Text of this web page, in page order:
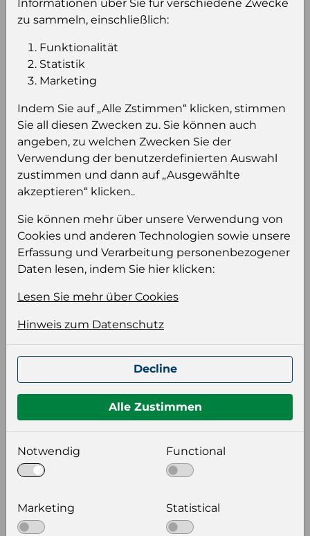
Verkaufseinheit 60
Konsumeinheit
Stückzahl pro
Einloggen um den Preis zu
sehen
Sie müssen eingeloggt sein, um Preise zu
Einloggen Anmeldung für B2B Konto
Wählen Sie eine Sprache und ein Format für
Ihre Produktdatei aus
Keiner
Format auswählen
Bildeinstellungen
Informationen über Sie für verschiedene Zwecke
zu sammeln, einschließlich:
Funktionalität
Statistik
Marketing
Indem Sie auf „Alle Zstimmen“ klicken, stimmen
Sie all diesen Zwecken zu. Sie können auch
angeben, zu welchen Zwecken Sie der
Verwendung der benutzerdefinierten Auswahl
zustimmen und dann auf „Ausgewählte
akzeptieren“ klicken..
Sie können mehr über unsere Verwendung von
Cookies und anderen Technologien sowie unsere
Erfassung und Verarbeitung personenbezogener
Daten lesen, indem Sie hier klicken:
Lesen Sie mehr über Cookies
Hinweis zum Datenschutz
Decline
Alle Zustimmen
Notwendig Functional
Marketing Statistical